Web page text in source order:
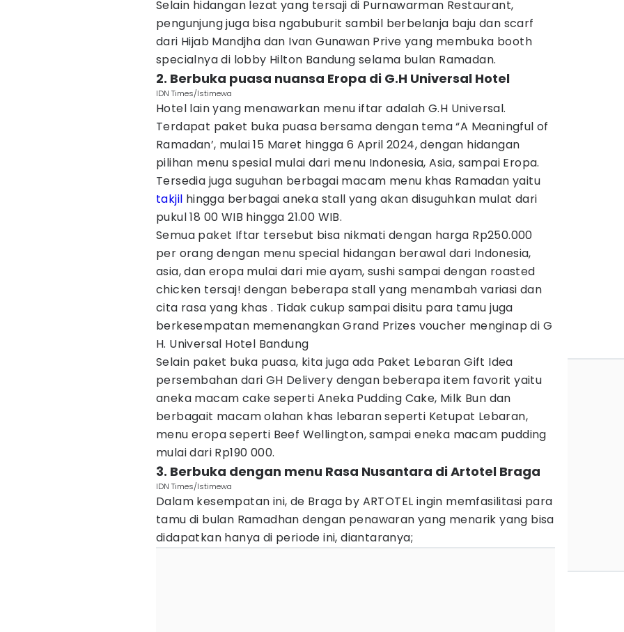
Selain hidangan lezat yang tersaji di Purnawarman Restaurant,
pengunjung juga bisa ngabuburit sambil berbelanja baju dan scarf
dari Hijab Mandjha dan Ivan Gunawan Prive yang membuka booth
specialnya di lobby Hilton Bandung selama bulan Ramadan.
2. Berbuka puasa nuansa Eropa di G.H Universal Hotel
IDN Times/Istimewa
Hotel lain yang menawarkan menu iftar adalah G.H Universal.
Terdapat paket buka puasa bersama dengan tema “A Meaningful of
Ramadan’, mulai 15 Maret hingga 6 April 2024, dengan hidangan
pilihan menu spesial mulai dari menu Indonesia, Asia, sampai Eropa.
Tersedia juga suguhan berbagai macam menu khas Ramadan yaitu
takjil hingga berbagai aneka stall yang akan disuguhkan mulat dari
pukul 18 00 WIB hingga 21.00 WIB.
Semua paket Iftar tersebut bisa nikmati dengan harga Rp250.000
per orang dengan menu special hidangan berawal dari Indonesia,
asia, dan eropa mulai dari mie ayam, sushi sampai dengan roasted
chicken tersaj! dengan beberapa stall yang menambah variasi dan
cita rasa yang khas . Tidak cukup sampai disitu para tamu juga
berkesempatan memenangkan Grand Prizes voucher menginap di G
H. Universal Hotel Bandung
Selain paket buka puasa, kita juga ada Paket Lebaran Gift Idea
persembahan dari GH Delivery dengan beberapa item favorit yaitu
aneka macam cake seperti Aneka Pudding Cake, Milk Bun dan
berbagait macam olahan khas lebaran seperti Ketupat Lebaran,
menu eropa seperti Beef Wellington, sampai eneka macam pudding
mulai dari Rp190 000.
3. Berbuka dengan menu Rasa Nusantara di Artotel Braga
IDN Times/Istimewa
Dalam kesempatan ini, de Braga by ARTOTEL ingin memfasilitasi para
tamu di bulan Ramadhan dengan penawaran yang menarik yang bisa
didapatkan hanya di periode ini, diantaranya;